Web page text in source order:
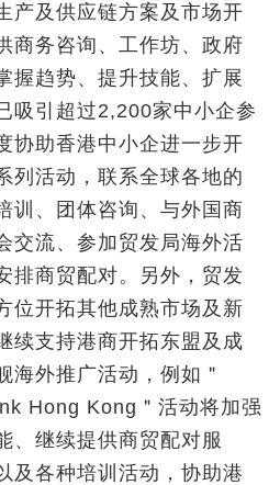
产及供应链方案及市场开
商务咨询、工作坊、政府
握趋势、提升技能、扩展
吸引超过2,200家中小企参
协助香港中小企进一步开
列活动，联系全球各地的
训、团体咨询、与外国商
交流、参加贸发局海外活
排商贸配对。另外，贸发
位开拓其他成熟市场及新
续支持港商开拓东盟及成
海外推广活动，例如＂
Hong Kong＂活动将加强
、继续提供商贸配对服
及各种培训活动，协助港